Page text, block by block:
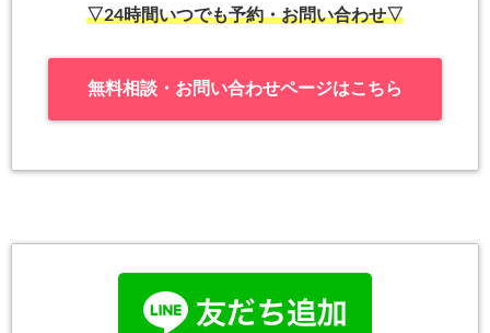
▽24時間いつでも予約・お問い合わせ▽
無料相談・お問い合わせページはこちら